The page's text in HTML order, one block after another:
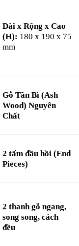
Dài x Rộng x Cao
(H): 180 x 190 x 75
mm
Gỗ Tần Bì (Ash
Wood) Nguyên
Chất
2 tấm đầu hồi (End
Pieces)
2 thanh gỗ ngang,
song song, cách
đều